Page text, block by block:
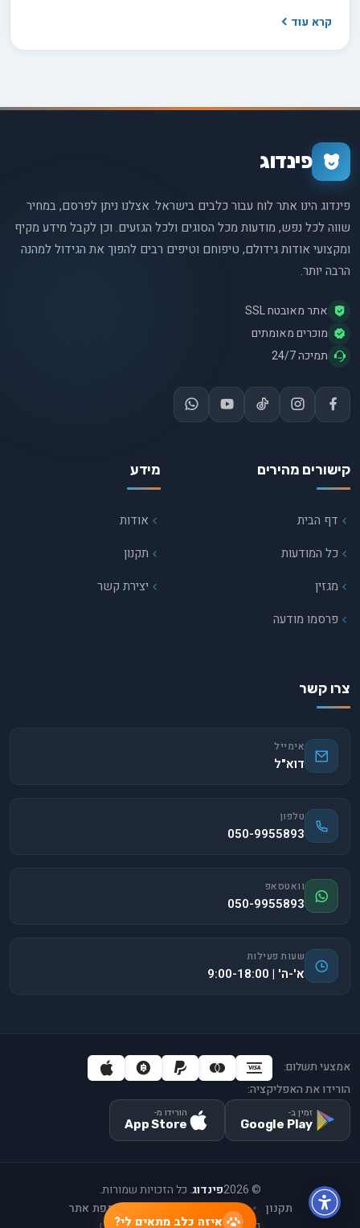
סביבתי. בעזרת הבנה מעמיקה של הסיבות השורשיות, נחשוף בפניכם
קיימת או פשוט מחפשים דרכים למנוע את הופעתה, המאמר הזה
קרא עוד
פינדוג
פינדוג הינו אתר לוח עבור כלבים בישראל. אצלנו ניתן לפרסם, במחיר
שווה לכל נפש, מודעות מכל הסוגים ולכל הגזעים. וכן לקבל מידע מקיף
ומקצועי אודות גידולם, טיפוחם וטיפים רבים להפוך את הגידול למהנה
הרבה יותר.
אתר מאובטח SSL
מוכרים מאומתים
תמיכה 24/7
קישורים מהירים
דף הבית
כל המודעות
מגזין
פרסמו מודעה
מידע
אודות
תקנון
יצירת קשר
צרו קשר
אימייל
דוא"ל
טלפון
050-9955893
וואטסאפ
050-9955893
שעות פעילות
א'-ה' | 9:00-18:00
אמצעי תשלום:
הורידו את האפליקציה:
זמין ב-
Google Play
הורידו מ-
App Store
©
2026פינדוג. כל הזכויות שמורות.
תקנון
יצירת קשר מפת אתר
איזה כלב מתאים לי?